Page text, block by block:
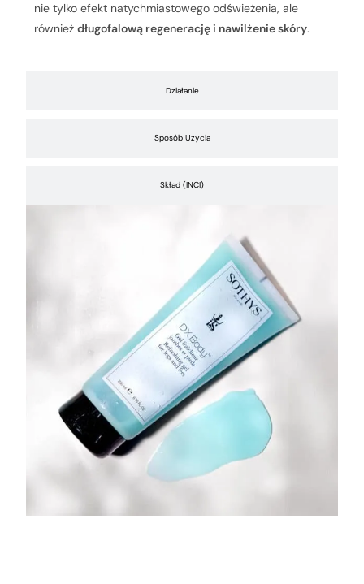
Działanie
Sposób Uzycia
Skład (INCI)
nie tylko efekt natychmiastowego odświeżenia, ale
równieżdługofalową regenerację i nawilżenie skóry.